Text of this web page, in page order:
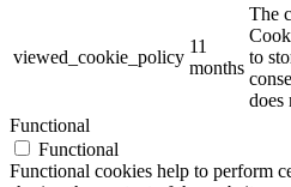
viewed_cookie_policy
11
months
The
to
does
Functional
Functional
Functional cookies help to perform